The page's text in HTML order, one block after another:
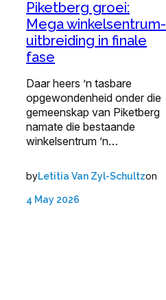
Piketberg groei:
Mega winkelsentrum-
uitbreiding in finale
fase
Daar heers ’n tasbare
opgewondenheid onder die
gemeenskap van Piketberg
namate die bestaande
winkelsentrum ’n…
byLetitia Van Zyl-Schultzon
4 May 2026